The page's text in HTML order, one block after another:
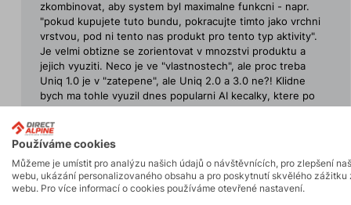
zkombinovat, aby system byl maximalne funkcni - napr.
"pokud kupujete tuto bundu, pokracujte timto jako vrchni
vrstvou, pod ni tento nas produkt pro tento typ aktivity".
Je velmi obtizne se zorientovat v mnozstvi produktu a
jejich vyuziti. Neco je ve "vlastnostech", ale proc treba
Uniq 1.0 je v "zatepene", ale Uniq 2.0 a 3.0 ne?! Klidne
bych ma tohle vyuzil dnes popularni AI kecalky, ktere po
nedostatkem eshopu je, ze preklikavani mezi barevnymi
variantami je jina stranka, takze pokud proklikate varianty,
tak vas "zpet" neprenese na seznam vyrobku, ale na
predchozi barvu/variantu produktu. 4. Videl jsem vsechny
spoty DA na YT pro 2025 - jsou pekne, kratke, ale mohly u
Používáme cookies
Můžeme je umístit pro analýzu našich údajů o návštěvnících, pro zlepšení
webu, ukázání personalizovaného obsahu a pro poskytnutí skvělého zážitku
webu. Pro více informací o cookies používáme otevřené nastavení.